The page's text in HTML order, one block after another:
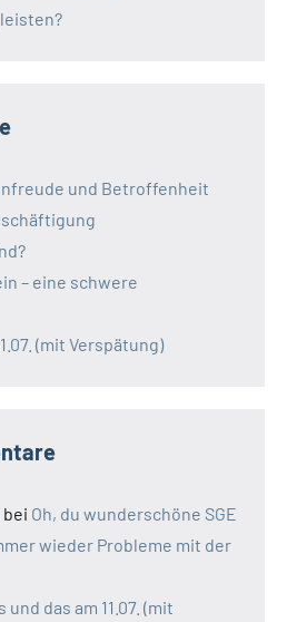
und Betroffenheit
– eine schwere
(mit Verspätung)
bei Oh, du wunderschöne SGE
wieder Probleme mit der
und das am 11.07. (mit